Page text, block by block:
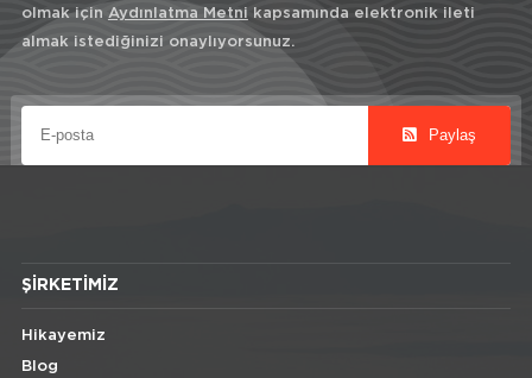
olmak için Aydınlatma Metni kapsamında elektronik ileti
almak istediğinizi onaylıyorsunuz.
Paylaş
ŞIRKETIMIZ
Hikayemiz
Blog